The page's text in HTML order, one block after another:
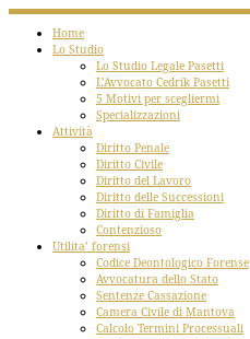
Home
Lo Studio
Lo Studio Legale Pasetti
L’Avvocato Cedrik Pasetti
5 Motivi per scegliermi
Specializzazioni
Attività
Diritto Penale
Diritto Civile
Diritto del Lavoro
Diritto delle Successioni
Diritto di Famiglia
Contenzioso
Utilita’ forensi
Codice Deontologico Forense
Avvocatura dello Stato
Sentenze Cassazione
Camera Civile di Mantova
Calcolo Termini Processuali